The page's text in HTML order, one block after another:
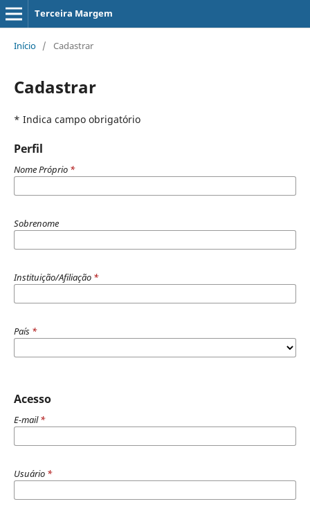
Terceira Margem
Início / Cadastrar
Cadastrar
* Indica campo obrigatório
Perfil
Nome Próprio *
Sobrenome
Instituição/Afiliação *
País *
Acesso
E-mail*
Usuário *